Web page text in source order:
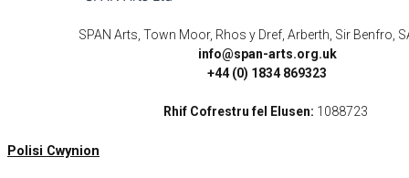
SPAN Arts, Town Moor, Rhos y Dref, Arberth, Sir Benfro,
info@span-arts.org.uk
+44 (0) 1834 869323
Rhif Cofrestru fel Elusen: 1088723
Polisi Cwynion